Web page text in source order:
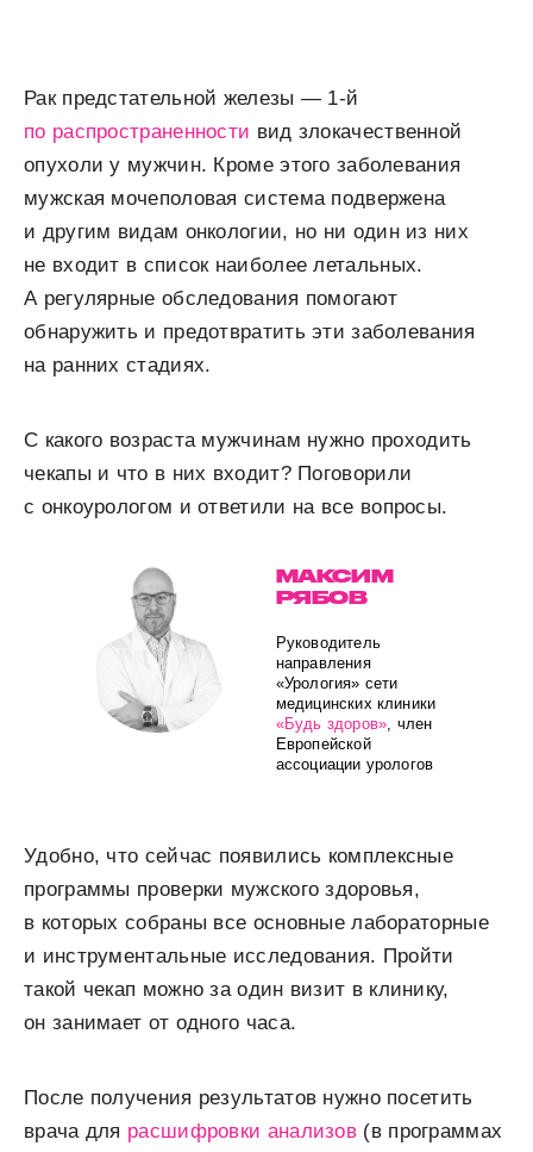
Рак предстательной железы — 1-й
по распространенности вид злокачественной
опухоли у мужчин. Кроме этого заболевания
мужская мочеполовая система подвержена
и другим видам онкологии, но ни один из них
не входит в список наиболее летальных.
А регулярные обследования помогают
обнаружить и предотвратить эти заболевания
на ранних стадиях.
С какого возраста мужчинам нужно проходить
чекапы и что в них входит? Поговорили
с онкоурологом и ответили на все вопросы.
МАКСИМ
РЯБОВ
Руководитель
направления
«Урология» сети
медицинских клиники
«Будь здоров», член
Европейской
ассоциации урологов
Удобно, что сейчас появились комплексные
программы проверки мужского здоровья,
в которых собраны все основные лабораторные
и инструментальные исследования. Пройти
такой чекап можно за один визит в клинику,
он занимает от одного часа.
После получения результатов нужно посетить
врача для расшифровки анализов (в программах